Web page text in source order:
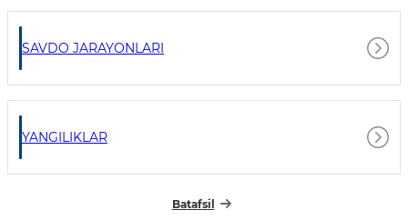
SAVDO JARAYONLARI
YANGILIKLAR
Batafsil